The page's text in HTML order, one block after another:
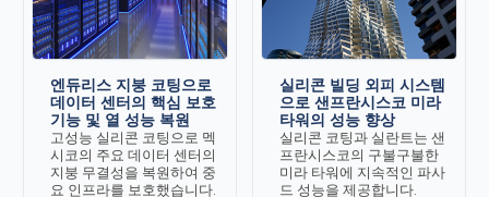
엔듀리스 지붕 코팅으로
데이터 센터의 핵심 보호
기능 및 열 성능 복원
고성능 실리콘 코팅으로 멕
시코의 주요 데이터 센터의
지붕 무결성을 복원하여 중
요 인프라를 보호했습니다.
실리콘 빌딩 외피 시스템
으로 샌프란시스코 미라
타워의 성능 향상
실리콘 코팅과 실란트는 샌
프란시스코의 구불구불한
미라 타워에 지속적인 파사
드 성능을 제공합니다.